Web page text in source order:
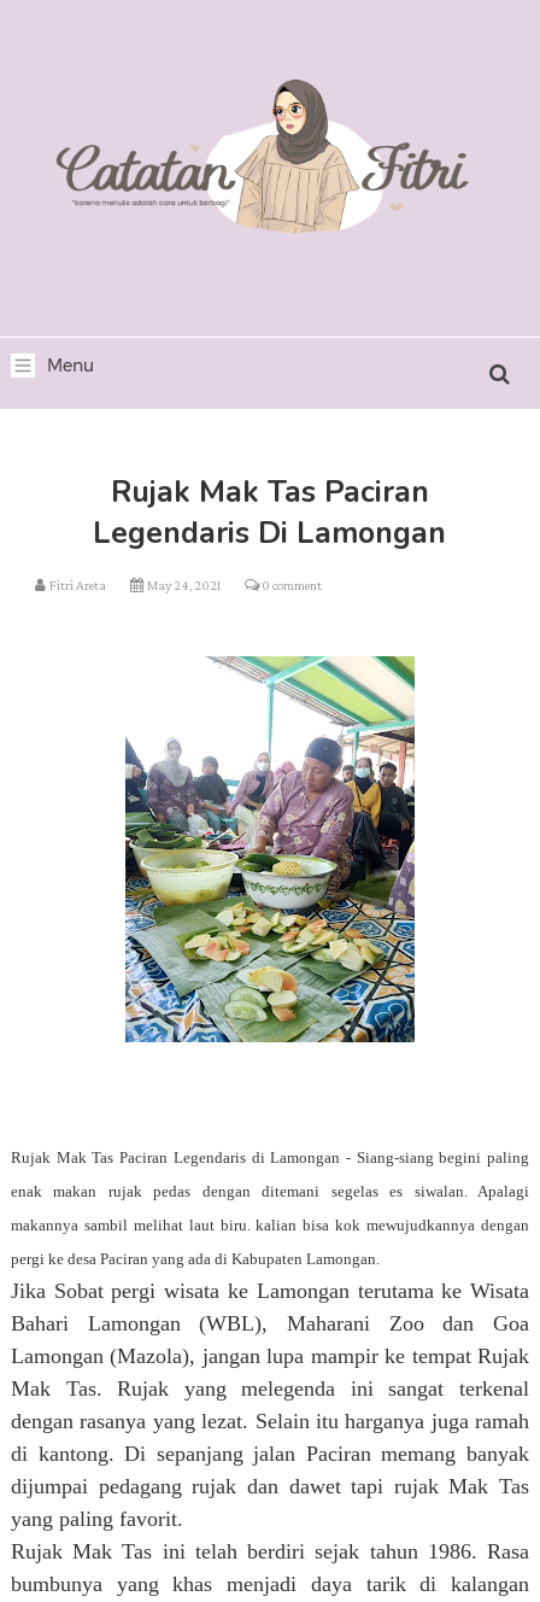
Rujak Mak Tas Paciran
Legendaris Di Lamongan
Fitri Areta May 24, 2021 0 comment
Rujak Mak Tas Paciran Legendaris di Lamongan - Siang-siang begini paling
enak makan rujak pedas dengan ditemani segelas es siwalan. Apalagi
makannya sambil melihat laut biru. kalian bisa kok mewujudkannya dengan
pergi ke desa Paciran yang ada di Kabupaten Lamongan.
Jika Sobat pergi wisata ke Lamongan terutama ke Wisata
Bahari Lamongan (WBL), Maharani Zoo dan Goa
Lamongan (Mazola), jangan lupa mampir ke tempat Rujak
Mak Tas. Rujak yang melegenda ini sangat terkenal
dengan rasanya yang lezat. Selain itu harganya juga ramah
di kantong. Di sepanjang jalan Paciran memang banyak
dijumpai pedagang rujak dan dawet tapi rujak Mak Tas
yang paling favorit.
Rujak Mak Tas ini telah berdiri sejak tahun 1986. Rasa
bumbunya yang khas menjadi daya tarik di kalangan